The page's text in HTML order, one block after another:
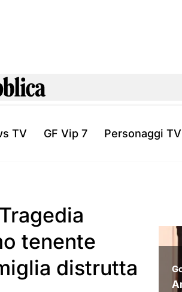
TV GF Vip 7 Personaggi TV
tenente
distrutta